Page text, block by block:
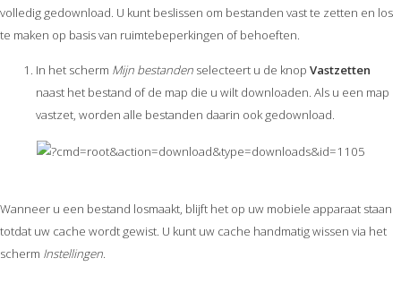
volledig gedownload. U kunt beslissen om bestanden vast te zetten en los
te maken op basis van ruimtebeperkingen of behoeften.
In het scherm Mijn bestanden selecteert u de knop Vastzetten
naast het bestand of de map die u wilt downloaden. Als u een map
vastzet, worden alle bestanden daarin ook gedownload.
Wanneer u een bestand losmaakt, blijft het op uw mobiele apparaat staan
totdat uw cache wordt gewist. U kunt uw cache handmatig wissen via het
scherm Instellingen